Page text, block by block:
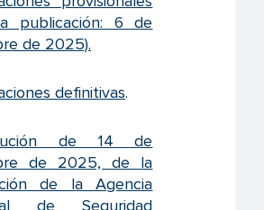
publicación: 6 de
de 2025).
definitivas.
de 14 de
de 2025, de la
de la Agencia
de Seguridad